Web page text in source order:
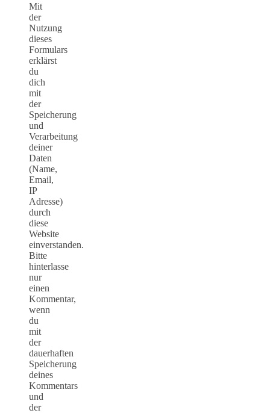
Mit
der
Nutzung
dieses
Formulars
erklärst
du
dich
mit
der
Speicherung
und
Verarbeitung
deiner
Daten
(Name,
Email,
IP
Adresse)
durch
diese
Website
einverstanden.
Bitte
hinterlasse
nur
einen
Kommentar,
wenn
du
mit
der
dauerhaften
Speicherung
deines
Kommentars
und
der